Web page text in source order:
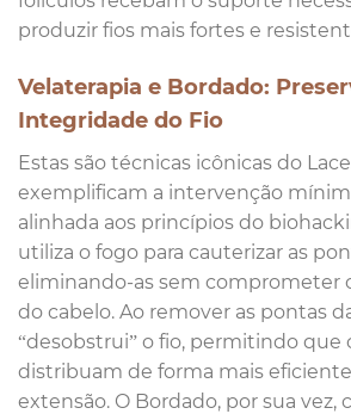
produzir fios mais fortes e
Velaterapia e Bordado:
Integridade do Fio
Estas são técnicas icônicas do
exemplificam a intervenção
alinhada aos princípios do
utiliza o fogo para cauterizar as
eliminando-as sem comprometer
do cabelo. Ao remover as pontas
“desobstrui” o fio, permitindo que
distribuam de forma mais
extensão. O Bordado, por sua vez,